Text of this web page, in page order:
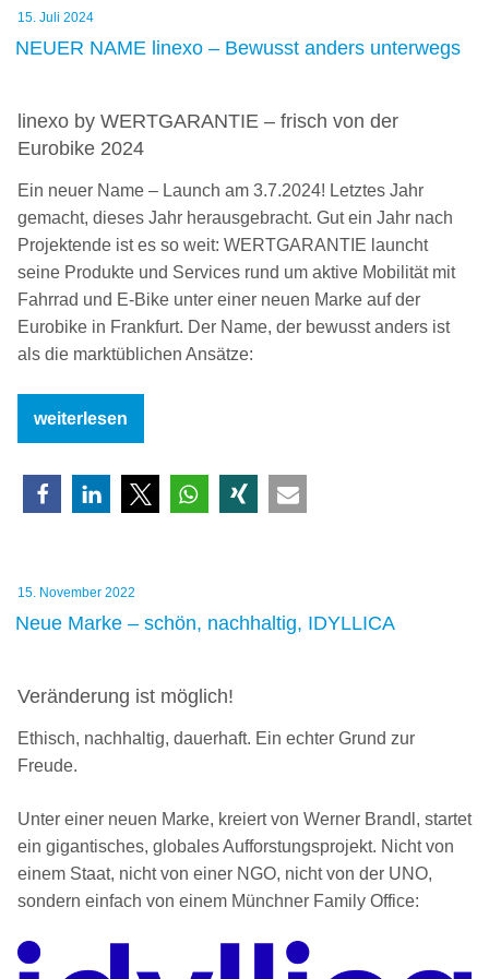
Veröffentlicht
am
15. Juli 2024
NEUER NAME linexo – Bewusst anders unterwegs
linexo by WERTGARANTIE – frisch von der
Eurobike 2024
Ein neuer Name – Launch am 3.7.2024! Letztes Jahr
gemacht, dieses Jahr herausgebracht. Gut ein Jahr nach
Projektende ist es so weit: WERTGARANTIE launcht
seine Produkte und Services rund um aktive Mobilität mit
Fahrrad und E-Bike unter einer neuen Marke auf der
Eurobike in Frankfurt. Der Name, der bewusst anders ist
als die marktüblichen Ansätze:
„NEUER
NAME
linexo
–
weiterlesen
Veröffentlicht
am
15. November 2022
Neue Marke – schön, nachhaltig, IDYLLICA
Veränderung ist möglich!
Ethisch, nachhaltig, dauerhaft. Ein echter Grund zur
Freude.
Unter einer neuen Marke, kreiert von Werner Brandl, startet
ein gigantisches, globales Aufforstungsprojekt. Nicht von
einem Staat, nicht von einer NGO, nicht von der UNO,
sondern einfach von einem Münchner Family Office: